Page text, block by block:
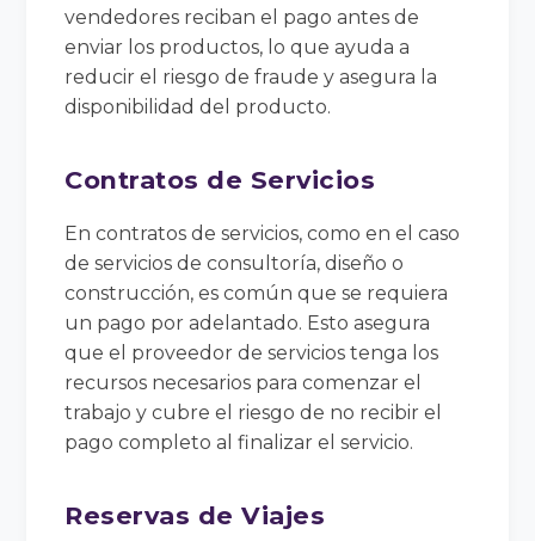
vendedores reciban el pago antes de
enviar los productos, lo que ayuda a
reducir el riesgo de fraude y asegura la
disponibilidad del producto.
Contratos de Servicios
En contratos de servicios, como en el caso
de servicios de consultoría, diseño o
construcción, es común que se requiera
un pago por adelantado. Esto asegura
que el proveedor de servicios tenga los
recursos necesarios para comenzar el
trabajo y cubre el riesgo de no recibir el
pago completo al finalizar el servicio.
Reservas de Viajes